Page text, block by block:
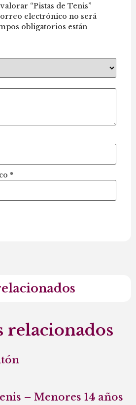
“Pistas de Tenis”
electrónico no será
obligatorios están
*
relacionados
– Menores 14 años